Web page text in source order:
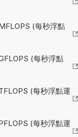
(每秒浮點
(每秒浮點
(每秒浮點運
(每秒浮點運